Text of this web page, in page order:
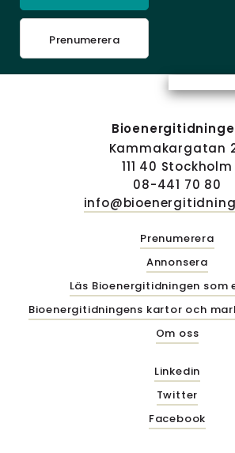
Prenumerera
Kammakargatan
111 40 Stockholm
08-441 70 80
Prenumerera
Annonsera
Läs Bioenergitidningen som
Bioenergitidningens kartor och
Om oss
Linkedin
Twitter
Facebook